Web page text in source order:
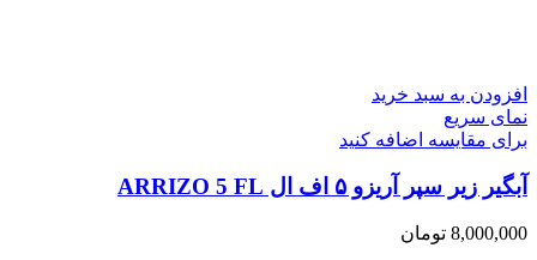
افزودن به سبد خرید
نمای سریع
برای مقایسه اضافه کنید
آبگیر زیر سپر آریزو ۵ اف ال ARRIZO 5 FL
8,000,000 تومان